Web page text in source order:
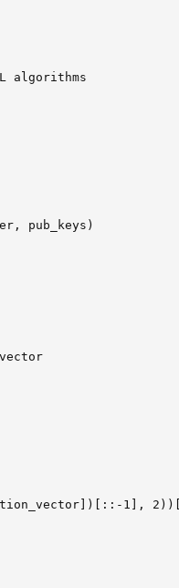
algorithms
pub_keys)
1],